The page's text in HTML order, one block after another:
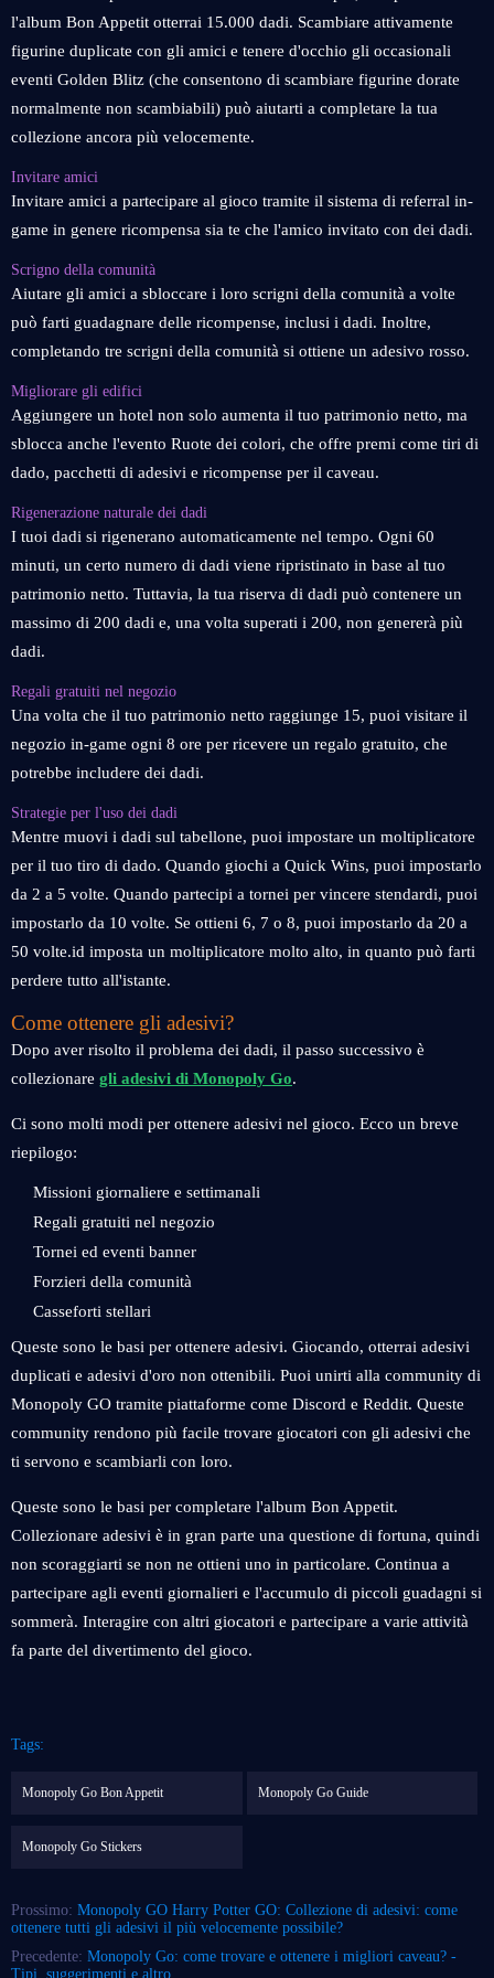
l'album Bon Appetit otterrai 15.000 dadi. Scambiare attivamente
figurine duplicate con gli amici e tenere d'occhio gli occasionali
eventi Golden Blitz (che consentono di scambiare figurine dorate
normalmente non scambiabili) può aiutarti a completare la tua
collezione ancora più velocemente.
Invitare amici
Invitare amici a partecipare al gioco tramite il sistema di referral in-
game in genere ricompensa sia te che l'amico invitato con dei dadi.
Scrigno della comunità
Aiutare gli amici a sbloccare i loro scrigni della comunità a volte
può farti guadagnare delle ricompense, inclusi i dadi. Inoltre,
completando tre scrigni della comunità si ottiene un adesivo rosso.
Migliorare gli edifici
Aggiungere un hotel non solo aumenta il tuo patrimonio netto, ma
sblocca anche l'evento Ruote dei colori, che offre premi come tiri di
dado, pacchetti di adesivi e ricompense per il caveau.
Rigenerazione naturale dei dadi
I tuoi dadi si rigenerano automaticamente nel tempo. Ogni 60
minuti, un certo numero di dadi viene ripristinato in base al tuo
patrimonio netto. Tuttavia, la tua riserva di dadi può contenere un
massimo di 200 dadi e, una volta superati i 200, non genererà più
dadi.
Regali gratuiti nel negozio
Una volta che il tuo patrimonio netto raggiunge 15, puoi visitare il
negozio in-game ogni 8 ore per ricevere un regalo gratuito, che
potrebbe includere dei dadi.
Strategie per l'uso dei dadi
Mentre muovi i dadi sul tabellone, puoi impostare un moltiplicatore
per il tuo tiro di dado. Quando giochi a Quick Wins, puoi impostarlo
da 2 a 5 volte. Quando partecipi a tornei per vincere stendardi, puoi
impostarlo da 10 volte. Se ottieni 6, 7 o 8, puoi impostarlo da 20 a
50 volte.id imposta un moltiplicatore molto alto, in quanto può farti
perdere tutto all'istante.
Come ottenere gli adesivi?
Dopo aver risolto il problema dei dadi, il passo successivo è
collezionare gli adesivi di Monopoly Go.
Ci sono molti modi per ottenere adesivi nel gioco. Ecco un breve
riepilogo:
Missioni giornaliere e settimanali
Regali gratuiti nel negozio
Tornei ed eventi banner
Forzieri della comunità
Casseforti stellari
Queste sono le basi per ottenere adesivi. Giocando, otterrai adesivi
duplicati e adesivi d'oro non ottenibili. Puoi unirti alla community di
Monopoly GO tramite piattaforme come Discord e Reddit. Queste
community rendono più facile trovare giocatori con gli adesivi che
ti servono e scambiarli con loro.
Queste sono le basi per completare l'album Bon Appetit.
Collezionare adesivi è in gran parte una questione di fortuna, quindi
non scoraggiarti se non ne ottieni uno in particolare. Continua a
partecipare agli eventi giornalieri e l'accumulo di piccoli guadagni si
sommerà. Interagire con altri giocatori e partecipare a varie attività
fa parte del divertimento del gioco.
Tags:
Monopoly Go Bon Appetit Monopoly Go Guide
Monopoly Go Stickers
Prossimo: Monopoly GO Harry Potter GO: Collezione di adesivi: come
ottenere tutti gli adesivi il più velocemente possibile?
Precedente: Monopoly Go: come trovare e ottenere i migliori caveau? -
Tipi, suggerimenti e altro